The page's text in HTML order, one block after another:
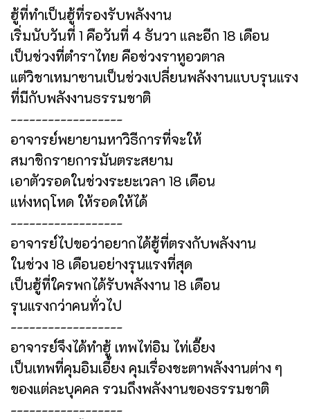
ฮู้ที่ทำเป็นฮู้ที่รองรับพลังงาน
เริ่มนับวันที่ 1 คือวันที่ 4 ธันวา และอีก 18 เดือน
เป็นช่วงที่ตำราไทย คือช่วงราหูอวตาล
แต่วิชาเหมาซานเป็นช่วงเปลี่ยนพลังงานแบบรุนแรง
ที่มีกับพลังงานธรรมชาติ
------------------
อาจารย์พยายามหาวิธีการที่จะให้
สมาชิกรายการมันตระสยาม
เอาตัวรอดในช่วงระยะเวลา 18 เดือน
แห่งหฤโหด ให้รอดให้ได้
------------------
อาจารย์ไปขอว่าอยากได้ฮู้ที่ตรงกับพลังงาน
ในช่วง 18 เดือนอย่างรุนแรงที่สุด
เป็นฮู้ที่ใครพกได้รับพลังงาน 18 เดือน
รุนแรงกว่าคนทั่วไป
------------------
อาจารย์จึงได้ทำฮู้ เทพไท่อิม ไท่เอี๊ยง
เป็นเทพที่คุมอิมเอี้ยง คุมเรื่องชะตาพลังงานต่าง ๆ
ของแต่ละบุคคล รวมถึงพลังงานของธรรมชาติ
------------------